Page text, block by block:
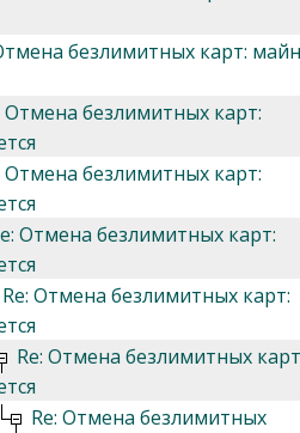
безлимитных карт: майн
Отмена безлимитных карт:
Отмена безлимитных карт:
Отмена безлимитных карт:
Re: Отмена безлимитных карт:
Re: Отмена безлимитных
Re: Отмена безлимитных